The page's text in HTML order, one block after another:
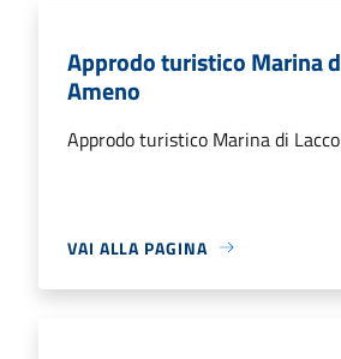
Approdo turistico Marina
Ameno
Approdo turistico Marina di
VAI ALLA PAGINA